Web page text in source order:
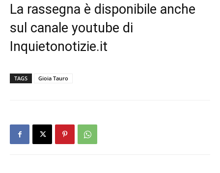
La rassegna è disponibile anche
sul canale youtube di
Inquietonotizie.it
TAGS Gioia Tauro